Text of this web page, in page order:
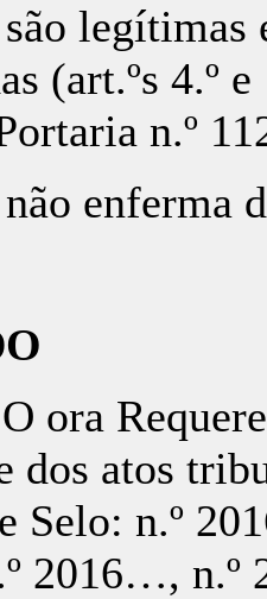
legítimas
(art.ºs 4.º
n.º
enferma
O ora
dos atos
Selo: n.º
2016…, n.º